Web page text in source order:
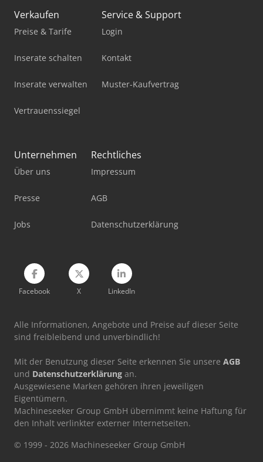
Mercdes 1113
Mobiles Sägewerk
Pick-And-Place-Roboter
Standbodenbeutel-Füll- Und Verschließmaschine
Tec Freetec
Werkstatt-Auflösung
Werkstattpresse 100 T
Verkaufen
Preise & Tarife
Inserate schalten
Inserate verwalten
Vertrauenssiegel
Service & Support
Login
Kontakt
Muster-Kaufvertrag
Unternehmen
Über uns
Presse
Jobs
Rechtliches
Impressum
AGB
Datenschutzerklärung
Facebook X LinkedIn
Alle Informationen, Angebote und Preise auf dieser Seite
sind freibleibend und unverbindlich!
Mit der Benutzung dieser Seite erkennen Sie unsere AGB
und Datenschutzerklärung an.
Ausgewiesene Marken gehören ihren jeweiligen
Eigentümern.
Machineseeker Group GmbH übernimmt keine Haftung für
den Inhalt verlinkter externer Internetseiten.
© 1999 - 2026 Machineseeker Group GmbH